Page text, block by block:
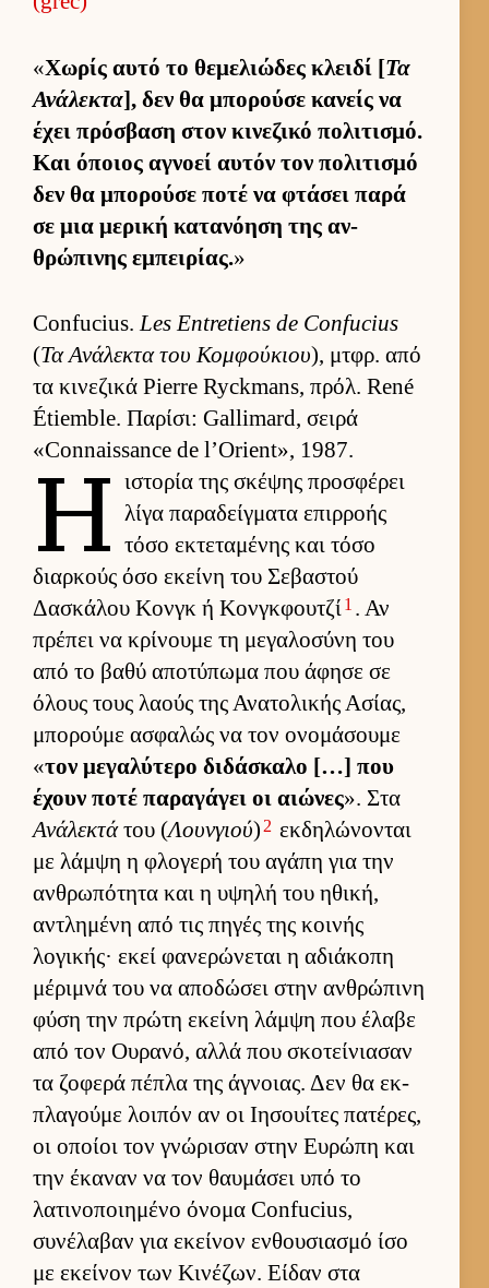
«Χωρίς αυτό το θεμελιώδες κλειδί [Τα
Ανάλεκτα], δεν θα μπορούσε κανείς να
έχει πρόσβαση στον κινεζικό πολιτισμό.
Και όποιος αγνοεί αυ­τόν τον πολιτισμό
δεν θα μπορούσε ποτέ να φτάσει παρά
σε μια μερική κατανόηση της αν­
θρώπινης εμπει­ρίας.»
Confucius.Les Entretiens de Confucius
(Τα Ανάλεκτα του Κομ­φού­κιου), μτ­φρ. από
τα κινεζικά Pierre Ryckmans, πρόλ. René
Étiemble. Παρίσι: Gallimard, σειρά
«Connaissance de l’Orient», 1987.
Η ιστορία της σκέψης προσφέρει
λίγα παραδείγ­ματα επιρ­ροής
τόσο εκτεταμένης και τόσο
διαρ­κούς όσο εκείνη του Σεβαστού
Δασκάλου Κονγκ ή Κονγ­κφου­τζί1 . Αν
πρέπει να κρίνουμε τη μεγαλοσύνη του
από το βαθύ αποτύπωμα που άφησε σε
όλους τους λαούς της Ανατολικής Ασίας,
μπορούμε ασφαλώς να τον ονομάσουμε
«τον μεγαλύτερο διδάσκαλο […] που
έχουν ποτέ παραγάγει οι αιώνες». Στα
Ανάλεκτάτου (Λουνγιού) 2 εκ­δηλώνονται
με λάμψη η φλογερή του αγάπη για την
αν­θρωπότητα και η υψηλή του ηθική,
αντλημένη από τις πηγές της κοι­νής
λογικής· εκεί φανερώνεται η αδιάκοπη
μέριμνά του να αποδώσει στην αν­θρώπινη
φύση την πρώτη εκείνη λάμψη που έλαβε
από τον Ου­ρανό, αλλά που σκοτεί­νια­σαν
τα ζοφερά πέπλα της άγνοιας. Δεν θα εκ­
πλαγούμε λοι­πόν αν οι Ιησουί­τες πατέρες,
οι οποίοι τον γνώρισαν στην Ευ­ρώπη και
την έκαναν να τον θαυ­μάσει υπό το
λατινοποι­ημένο όνομα Confucius,
συνέλαβαν για εκεί­νον εν­θου­σια­σμό ίσο
με εκεί­νον των Κινέζων. Εί­δαν στα